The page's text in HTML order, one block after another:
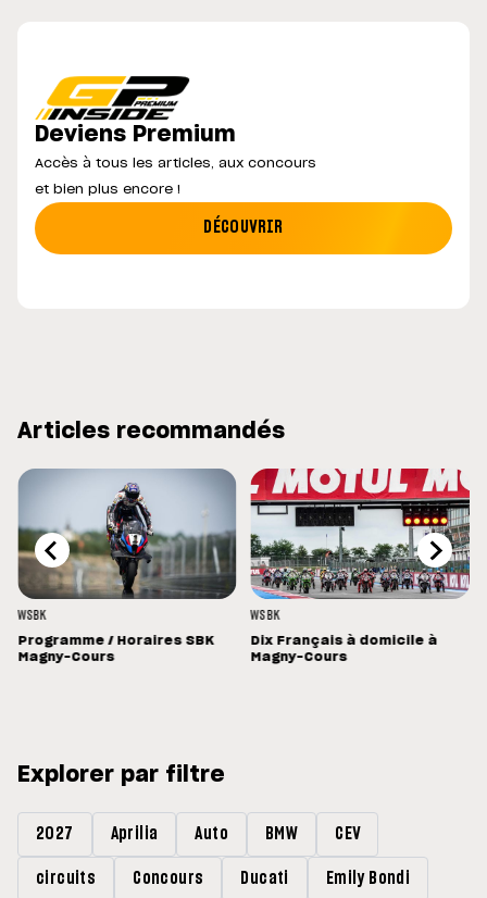
Deviens Premium
Accès à tous les articles, aux concours
et bien plus encore !
DÉCOUVRIR
Articles recommandés
WSBK
Programme / Horaires SBK
Magny-Cours
WSBK
Dix Français à domicile à
Magny-Cours
Explorer par filtre
2027 Aprilia Auto BMW CEV
circuits Concours Ducati Emily Bondi